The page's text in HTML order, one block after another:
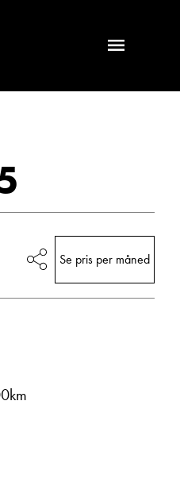
noe? Spør!
Se pris per måned